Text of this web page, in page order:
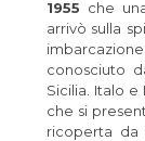
1955 che
arrivò sulla
conosciuto
Sicilia. Italo
che si
ricoperta da